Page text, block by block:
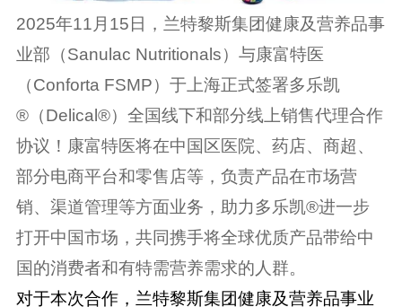
2025年11 月 15 日，兰特黎斯集团健康及营养品事
业部（Sanulac Nutritionals）与康富特医
（Conforta FSMP）于上海正式签署多乐凯
® （Delical®）全国线下和部分线上销售代理合作
协议！康富特医将在中国区医院、药店、商超、
部分电商平台和零售店等，负责产品在市场营
销、渠道管理等方面业务，助力多乐凯®进一步
打开中国市场，共同携手将全球优质产品带给中
国的消费者和有特需营养需求的人群。
对于本次合作，兰特黎斯集团健康及营养品事业